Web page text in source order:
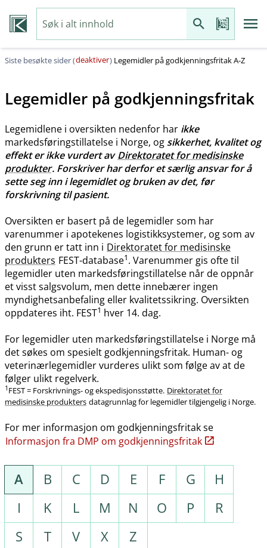
Siste besøkte sider (deaktiver) Legemidler på godkjenningsfritak A-Z
Legemidler på godkjenningsfritak
Legemidlene i oversikten nedenfor har ikke
markedsføringstillatelse i Norge, og sikkerhet, kvalitet og
effekt er ikke vurdert avDirektoratet for medisinske
produkter. Forskriver har derfor et særlig ansvar for å
sette seg inn i legemidlet og bruken av det, før
forskrivning til pasient.
Oversikten er basert på de legemidler som har
varenummer i apotekenes logistikksystemer, og som av
den grunn er tatt inn i Direktoratet for medisinske
produkters FEST-database1. Varenummer gis ofte til
legemidler uten markedsføringstillatelse når de oppnår
et visst salgsvolum, men dette innebærer ingen
myndighetsanbefaling eller kvalitetssikring. Oversikten
oppdateres iht. FEST1 hver 14. dag.
For legemidler uten markedsføringstillatelse i Norge må
det søkes om spesielt godkjenningsfritak. Human- og
veterinærlegemidler vurderes ulikt som følge av at de
følger ulikt regelverk.
1 FEST = Forskrivnings- og ekspedisjonsstøtte. Direktoratet for
medisinske produkters datagrunnlag for legemidler tilgjengelig i Norge.
For mer informasjon om godkjenningsfritak se
Informasjon fra DMP om godkjenningsfritak
A B C D E F G
H
I
K L M N O P
R
S
T V X Z